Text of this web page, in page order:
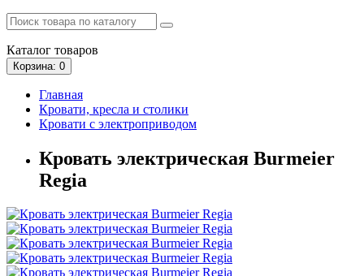
Каталог товаров
Корзина: 0
Главная
Кровати, кресла и столики
Кровати с электроприводом
Кровать электрическая Burmeier
Regia